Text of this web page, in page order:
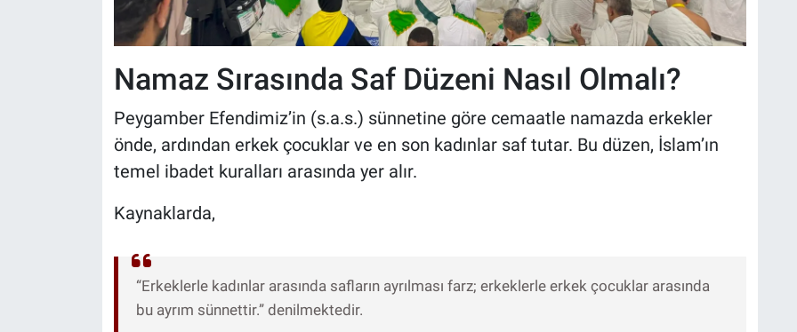
Namaz Sırasında Saf Düzeni Nasıl Olmalı?
Peygamber Efendimiz’in (s.a.s.) sünnetine göre cemaatle namazda erkekler
önde, ardından erkek çocuklar ve en son kadınlar saf tutar. Bu düzen, İslam’ın
temel ibadet kuralları arasında yer alır.
Kaynaklarda,
“Erkeklerle kadınlar arasında safların ayrılması farz; erkeklerle erkek çocuklar arasında
bu ayrım sünnettir.” denilmektedir.